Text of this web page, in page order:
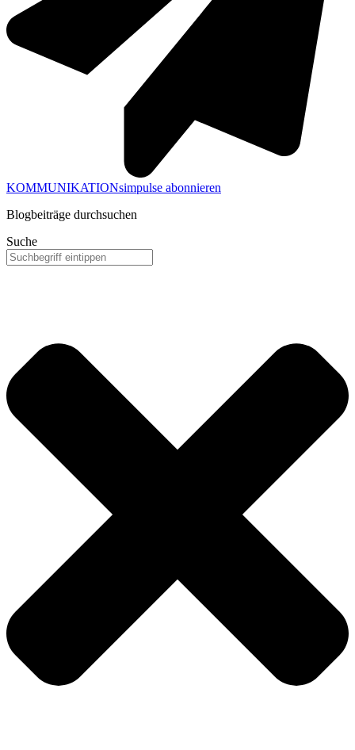
KOMMUNIKATIONsimpulse abonnieren
Blogbeiträge durchsuchen
Suche